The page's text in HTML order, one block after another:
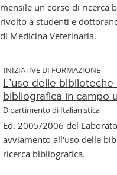
mensile un corso di ricerca
rivolto a studenti e
di Medicina Veterinaria.
INIZIATIVE DI FORMAZIONE
L’uso delle biblioteche
bibliografica in campo
Dipartimento di Italianistica
Ed. 2005/2006 del
avviamento all'uso delle
ricerca bibliografica.